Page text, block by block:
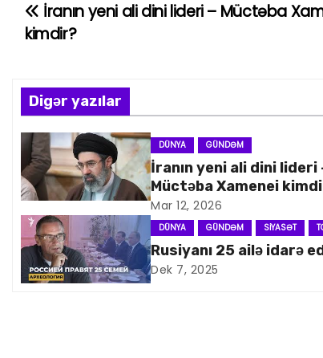
Y
z
ı
n
a
v
i
q
İranın yeni ali dini lideri – Müctəba
kimdir?
Digər yazılar
DÜNYA GÜNDƏM
İranın yeni ali dini lideri
Müctəba Xamenei
Mar 12, 2026
DÜNYA GÜNDƏM SIYASƏT
Rusiyanı 25 ailə idarə
Dek 7, 2025